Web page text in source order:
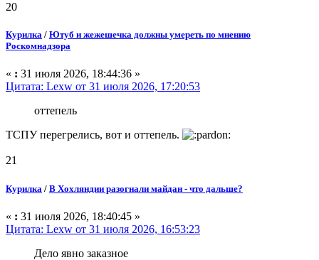
20
Курилка / Ютуб и жежешечка должны умереть по мнению
Роскомнадзора
« : 31 июля 2026, 18:44:36 »
Цитата: Lexw от 31 июля 2026, 17:20:53
оттепель
ТСПУ перегрелись, вот и оттепель.
21
Курилка / В Хохляндии разогнали майдан - что дальше?
« : 31 июля 2026, 18:40:45 »
Цитата: Lexw от 31 июля 2026, 16:53:23
Дело явно заказное